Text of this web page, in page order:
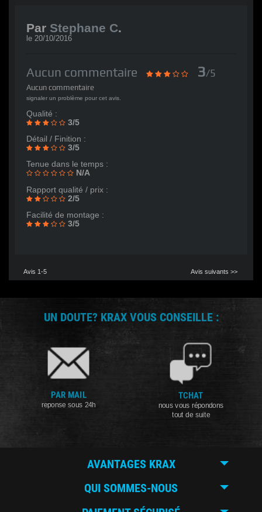
Par Stephane C.
le 20/10/2016
Aucun commentaire 3/5
Aucun commentaire
signaler un problème pour cet avis.
Qualité :
3/5
Détail / Finition :
3/5
Tenue dans le temps :
N/A
Rapport qualité / prix :
2/5
Facilité de montage :
3/5
Avis 1-5 Avis suivants >>
UN DOUTE? KRAX VOUS CONSEILLE :
PAR MAIL
reponse sous 24h
TCHAT
nous vous répondons
tout de suite
AVANTAGES KRAX
QUI SOMMES-NOUS